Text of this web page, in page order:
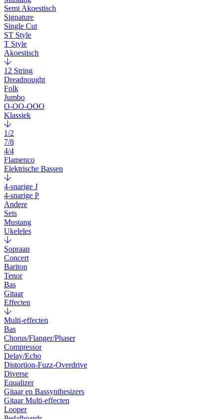
Semi Akoestisch
Signature
Single Cut
ST Style
T Style
Akoestisch
12 String
Dreadnought
Folk
Jumbo
O-OO-OOO
Klassiek
1/2
7/8
4/4
Flamenco
Elektrische Bassen
4-snarige J
4-snarige P
Andere
Sets
Mustang
Ukeleles
Sopraan
Concert
Bariton
Tenor
Bas
Gitaar
Effecten
Multi-effecten
Bas
Chorus/Flanger/Phaser
Compressor
Delay/Echo
Distortion-Fuzz-Overdrive
Diverse
Equalizer
Gitaar en Bassynthesizers
Gitaar Multi-effecten
Looper